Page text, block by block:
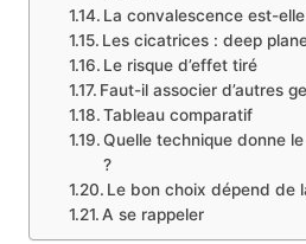
La convalescence est-
Les cicatrices : deep
Le risque d’effet tiré
Faut-il associer d’autres
Tableau comparatif
Quelle technique donne
?
Le bon choix dépend de
A se rappeler